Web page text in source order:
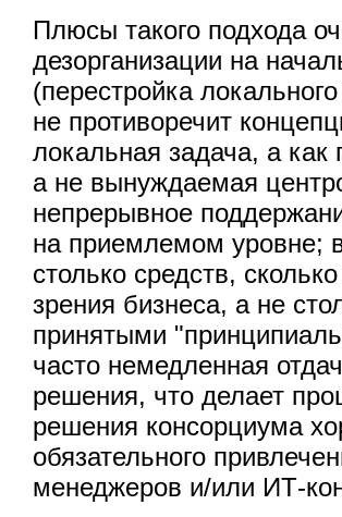
Плюсы такого подхода
дезорганизации на
(перестройка
не противоречит
локальная задача, а как
а не вынуждаемая
непрерывное
на приемлемом уровне;
столько средств,
зрения бизнеса, а не
принятыми
часто немедленная
решения, что делает
решения консорциума
обязательного
менеджеров и/или ИТ-